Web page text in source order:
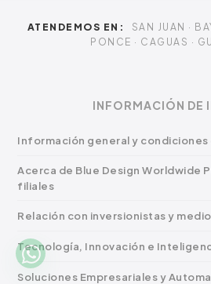
ATENDEMOS EN:
SAN JUAN ·
PONCE · CAGUAS ·
INFORMACIÓN DE
Información general y condiciones
Acerca de Blue Design Worldwide
filiales
Relación con inversionistas y
Tecnología, Innovación e
Soluciones Empresariales y